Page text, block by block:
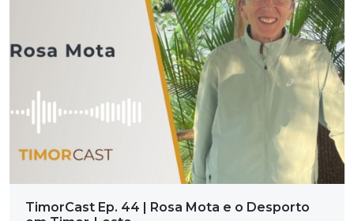
TimorCast Ep. 44 | Rosa Mota e o Desporto